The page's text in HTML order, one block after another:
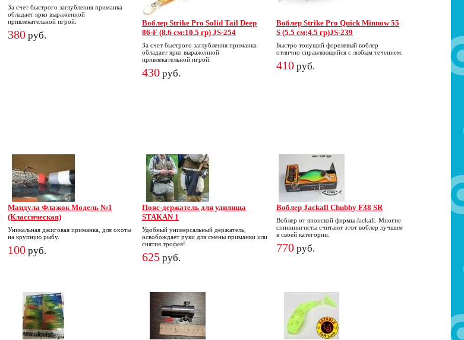
За счет быстрого заглубления приманка
обладает ярко выраженной
привлекательной игрой.
380 руб.
Воблер Strike Pro Solid Tail Deep
86-F (8.6 см:10.5 гр) JS-254
За счет быстрого заглубления приманка
обладает ярко выраженной
привлекательной игрой.
430 руб.
Воблер Strike Pro Quick Minnow 55
S (5.5 см;4.5 гр)JS-239
Быстро тонущий форелевый воблер
отлично справляющийся с любым течением.
410 руб.
Мандула Флажок Модель №1
(Классическая)
Уникальная джиговая приманка, для охоты
на крупную рыбу.
100 руб.
Пояс-держатель для удилища
STAKAN 1
Удобный универсальный держатель,
освобождает руки для смены приманки или
снятия трофея!
625 руб.
Воблер Jackall Chubby F38 SR
Воблер от японской фирмы Jackall. Многие
спиннингисты считают этот воблер лучшим
в своей категории.
770 руб.